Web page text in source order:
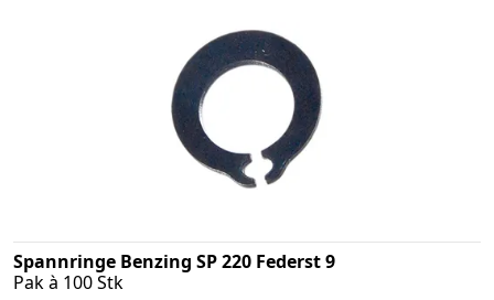
Spannringe Benzing SP 220 Federst 9
Pak à 100 Stk